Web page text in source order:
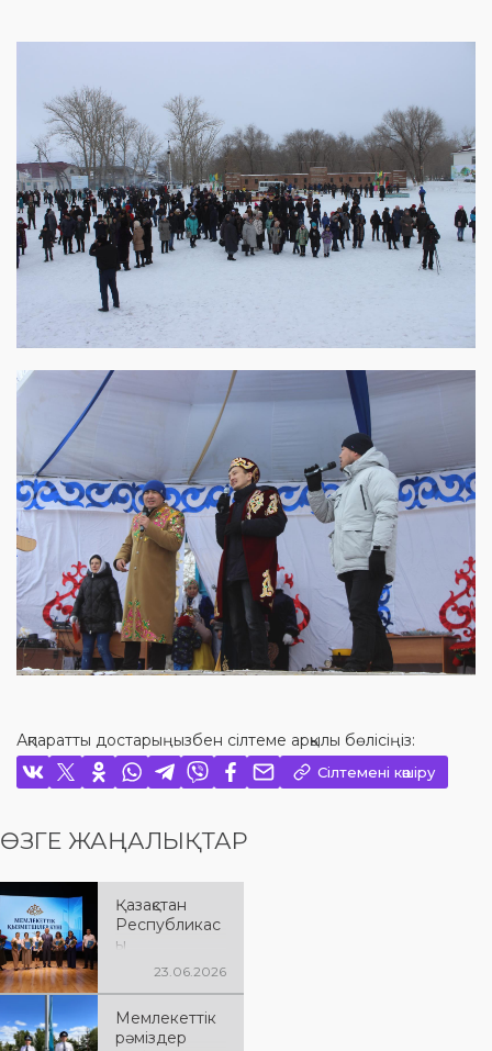
Ақпаратты достарыңызбен сілтеме арқылы бөлісіңіз:
Сілтемені көшіру
ӨЗГЕ ЖАҢАЛЫҚТАР
Қазақстан
Республикас
ы
Мемлекеттік
Полиция
күніне
23.06.2026
Мемлекеттік
рәміздер